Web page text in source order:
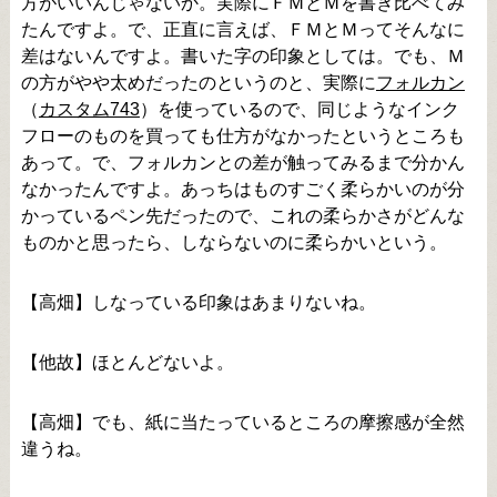
たんですよ。で、正直に言えば、ＦＭとＭってそんなに
差はないんですよ。書いた字の印象としては。でも、Ｍ
の方がやや太めだったのというのと、実際にフォルカン
（ カスタム743）を使っているので、同じようなインク
フローのものを買っても仕方がなかったというところも
あって。で、フォルカンとの差が触ってみるまで分かん
なかったんですよ。あっちはものすごく柔らかいのが分
かっているペン先だったので、これの柔らかさがどんな
ものかと思ったら、しならないのに柔らかいという。
【高畑】しなっている印象はあまりないね。
【他故】ほとんどないよ。
【高畑】でも、紙に当たっているところの摩擦感が全然
違うね。